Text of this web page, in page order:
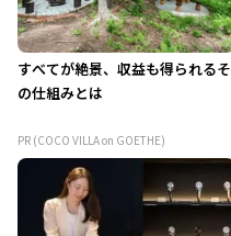
すべてが絶景、収益も得られるそ
の仕組みとは
PR (COCO VILLA on GOETHE)